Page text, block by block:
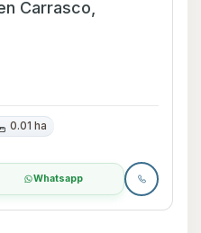
0.01 ha
Whatsapp